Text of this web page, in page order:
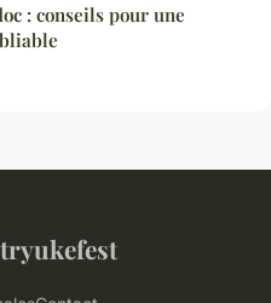
: conseils pour une